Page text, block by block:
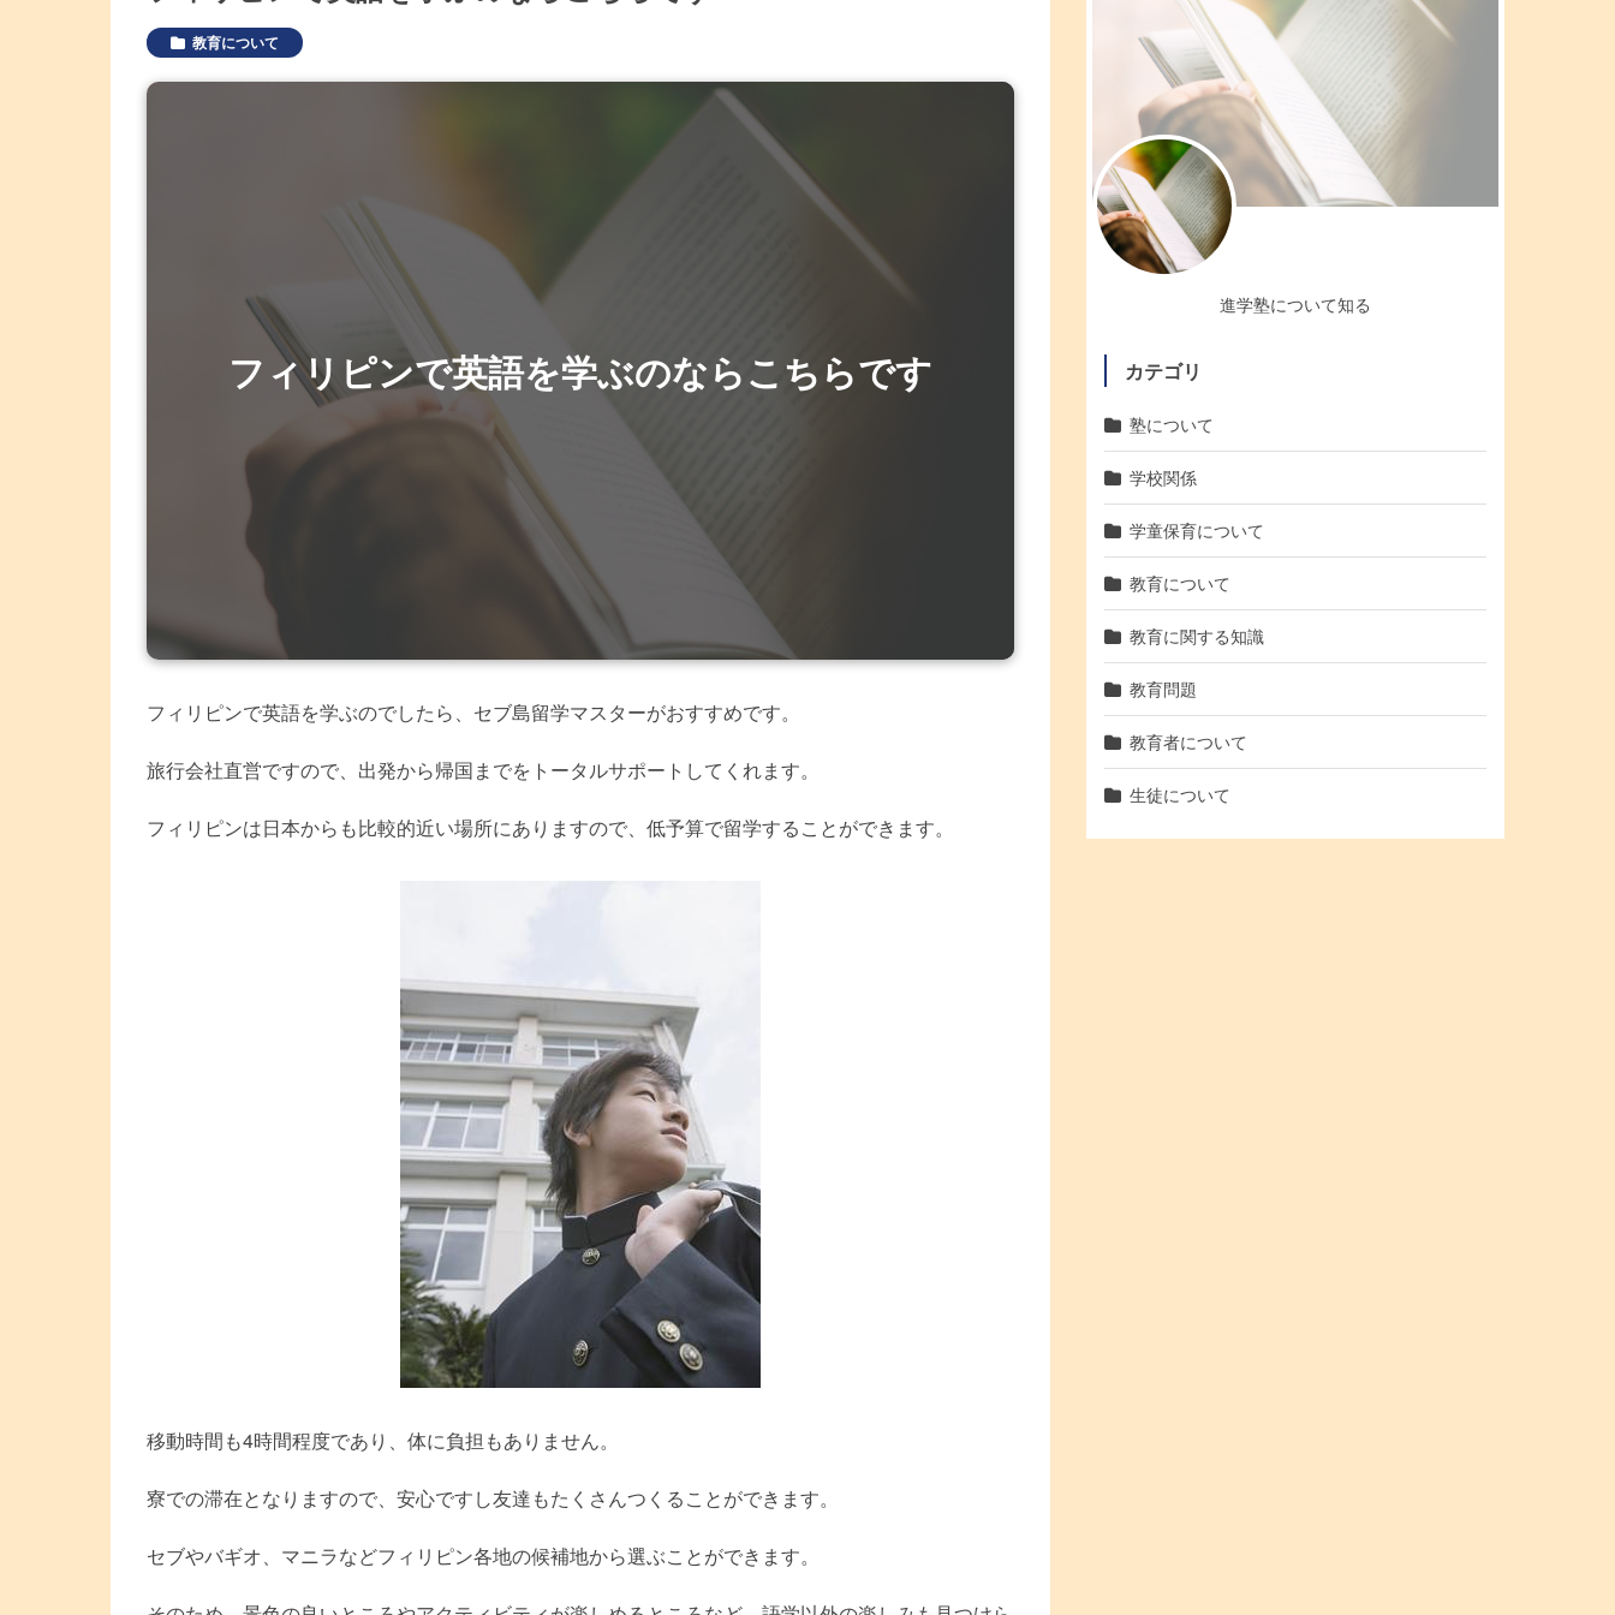
教育について
フィリピンで英語を学ぶのならこちらです
フィリピンで英語を学ぶのでしたら、セブ島留学マスターがおすすめです。
旅行会社直営ですので、出発から帰国までをトータルサポートしてくれます。
フィリピンは日本からも比較的近い場所にありますので、低予算で留学することができます。
移動時間も4時間程度であり、体に負担もありません。
寮での滞在となりますので、安心ですし友達もたくさんつくることができます。
セブやバギオ、マニラなどフィリピン各地の候補地から選ぶことができます。
進学塾について知る
カテゴリ
塾について
学校関係
学童保育について
教育について
教育に関する知識
教育問題
教育者について
生徒について